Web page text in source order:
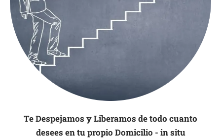
Te Despejamos y Liberamos de todo cuanto
desees en tu propio Domicilio - in situ